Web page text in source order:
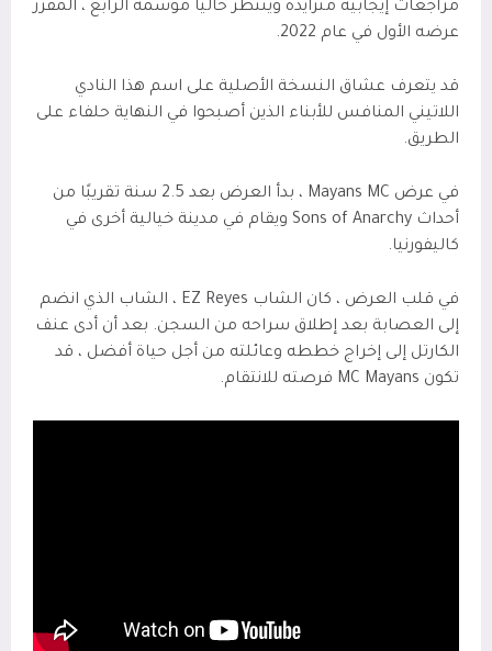
مراجعات إيجابية متزايدة وينتظر حاليًا موسمه الرابع ، المقرر
عرضه الأول في عام 2022.
قد يتعرف عشاق النسخة الأصلية على اسم هذا النادي
اللاتيني المنافس للأبناء الذين أصبحوا في النهاية حلفاء على
الطريق.
في عرض Mayans MC ، بدأ العرض بعد 2.5 سنة تقريبًا من
أحداث Sons of Anarchy ويقام في مدينة خيالية أخرى في
كاليفورنيا.
في قلب العرض ، كان الشاب EZ Reyes ، الشاب الذي انضم
إلى العصابة بعد إطلاق سراحه من السجن. بعد أن أدى عنف
الكارتل إلى إخراج خططه وعائلته من أجل حياة أفضل ، قد
تكون MC Mayans فرصته للانتقام.